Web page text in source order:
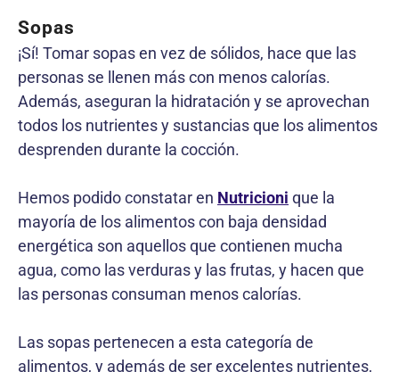
Sopas
¡Sí! Tomar sopas en vez de sólidos, hace que las
personas se llenen más con menos calorías.
Además, aseguran la hidratación y se aprovechan
todos los nutrientes y sustancias que los alimentos
desprenden durante la cocción.
Hemos podido constatar en Nutricioni que la
mayoría de los alimentos con baja densidad
energética son aquellos que contienen mucha
agua, como las verduras y las frutas, y hacen que
las personas consuman menos calorías.
Las sopas pertenecen a esta categoría de
alimentos, y además de ser excelentes nutrientes,